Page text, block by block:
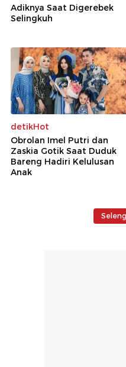
Adiknya Saat Digerebek
Selingkuh
detikHot
Obrolan Imel Putri dan
Zaskia Gotik Saat Duduk
Bareng Hadiri Kelulusan
Anak